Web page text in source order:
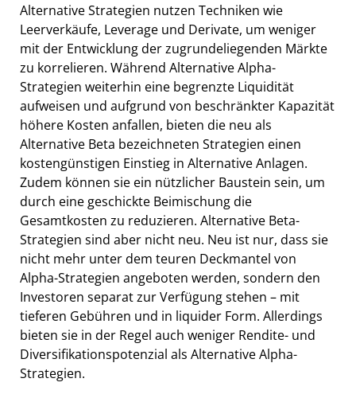
Alternative Strategien nutzen Techniken wie
Leerverkäufe, Leverage und Derivate, um weniger
mit der Entwicklung der zugrundeliegenden Märkte
zu korrelieren. Während Alternative Alpha-
Strategien weiterhin eine begrenzte Liquidität
aufweisen und aufgrund von beschränkter Kapazität
höhere Kosten anfallen, bieten die neu als
Alternative Beta bezeichneten Strategien einen
kostengünstigen Einstieg in Alternative Anlagen.
Zudem können sie ein nützlicher Baustein sein, um
durch eine geschickte Beimischung die
Gesamtkosten zu reduzieren. Alternative Beta-
Strategien sind aber nicht neu. Neu ist nur, dass sie
nicht mehr unter dem teuren Deckmantel von
Alpha-Strategien angeboten werden, sondern den
Investoren separat zur Verfügung stehen – mit
tieferen Gebühren und in liquider Form. Allerdings
bieten sie in der Regel auch weniger Rendite- und
Diversifikationspotenzial als Alternative Alpha-
Strategien.